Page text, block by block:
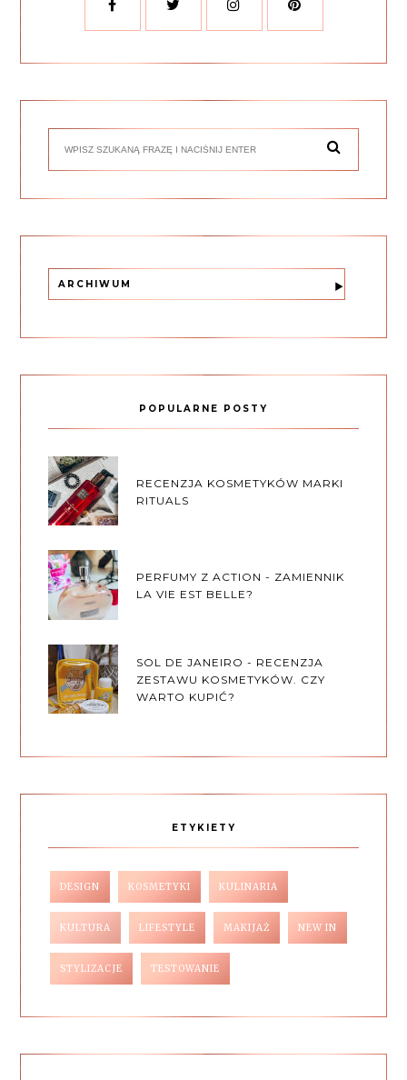
ARCHIWUM
POPULARNE POSTY
RECENZJA KOSMETYKÓW MARKI
RITUALS
PERFUMY Z ACTION - ZAMIENNIK
LA VIE EST BELLE?
SOL DE JANEIRO - RECENZJA
ZESTAWU KOSMETYKÓW. CZY
WARTO KUPIĆ?
ETYKIETY
DESIGN KOSMETYKI KULINARIA
KULTURA LIFESTYLE MAKIJAŻ NEW IN
STYLIZACJE TESTOWANIE